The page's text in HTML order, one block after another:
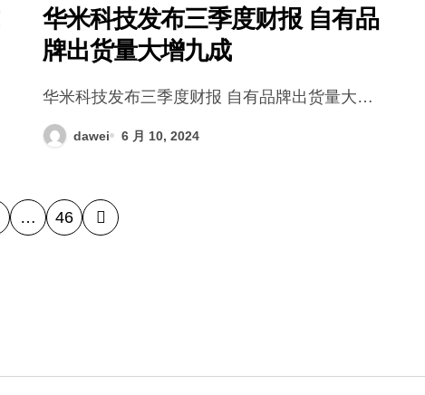
华米科技发布三季度财报 自有品
牌出货量大增九成
华米科技发布三季度财报 自有品牌出货量大…
dawei 6 月 10, 2024
… 46